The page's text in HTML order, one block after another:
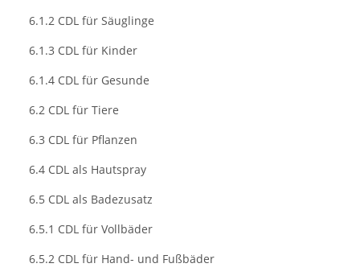
6.1.2 CDL für Säuglinge
6.1.3 CDL für Kinder
6.1.4 CDL für Gesunde
6.2 CDL für Tiere
6.3 CDL für Pflanzen
6.4 CDL als Hautspray
6.5 CDL als Badezusatz
6.5.1 CDL für Vollbäder
6.5.2 CDL für Hand- und Fußbäder